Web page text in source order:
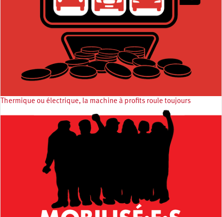
Thermique ou électrique, la machine à profits roule toujours